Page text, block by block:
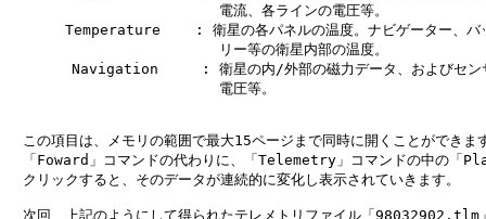
電流、各ラインの電圧等。
Temperature    : 衛星の各パネルの温度。ナビゲーター、バ
リー等の衛星内部の温度。
Navigation     : 衛星の内/外部の磁力データ、およびセン
電圧等。
この項目は、メモリの範囲で最大15ページまで同時に開くことができま
「Foward」コマンドの代わりに、「Telemetry」コマンドの中の「
クリックすると、そのデータが連続的に変化し表示されていきます。
次回、上記のようにして得られたテレメトリファイル「98032902.tlm